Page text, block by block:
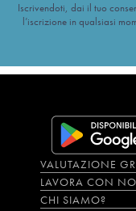
Iscrivendoti, dai il tuo
l’iscrizione in qualsiasi
VALUTAZIONE
LAVORA CON
CHI SIAMO?